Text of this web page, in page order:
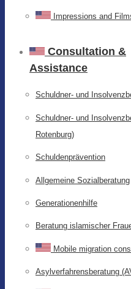
Impressions and
Consultation &
Assistance
Schuldner- und
Schuldner- und
Rotenburg)
Schuldenprävention
Allgemeine Sozialberatung
Generationenhilfe
Beratung islamischer
Mobile migration
Asylverfahrensberatung